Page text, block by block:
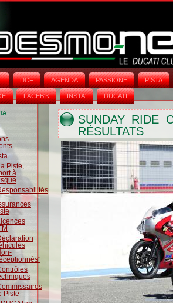
DCF AGENDA PASSIONE PISTA
FACEB'K INSTA‘ DUCATI
Piste,
à
Piste
SUNDAY RIDE
RÉSULTATS